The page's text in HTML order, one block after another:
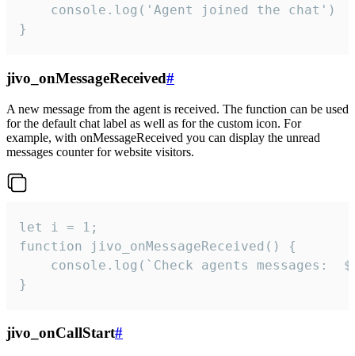
}
jivo_onMessageReceived#
A new message from the agent is received. The function can be used
for the default chat label as well as for the custom icon. For
example, with onMessageReceived you can display the unread
messages counter for website visitors.
let i = 1;
function jivo_onMessageReceived() {
}
jivo_onCallStart#